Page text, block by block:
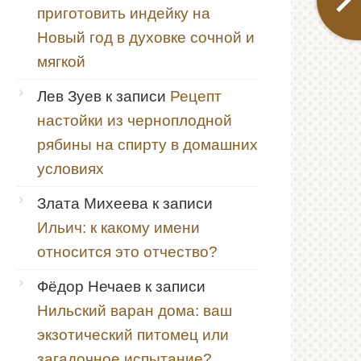
приготовить индейку на
Новый год в духовке сочной и
мягкой
Лев Зуев к записи Рецепт
настойки из черноплодной
рябины на спирту в домашних
условиях
Злата Михеева к записи
Ильич: к какому имени
относится это отчество?
Фёдор Нечаев к записи
Нильский варан дома: ваш
экзотический питомец или